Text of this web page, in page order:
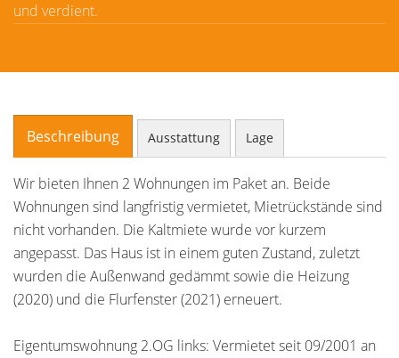
und verdient.
Beschreibung Ausstattung Lage
Wir bieten Ihnen 2 Wohnungen im Paket an. Beide
Wohnungen sind langfristig vermietet, Mietrückstände sind
nicht vorhanden. Die Kaltmiete wurde vor kurzem
angepasst. Das Haus ist in einem guten Zustand, zuletzt
wurden die Außenwand gedämmt sowie die Heizung
(2020) und die Flurfenster (2021) erneuert.
Eigentumswohnung 2.OG links: Vermietet seit 09/2001 an